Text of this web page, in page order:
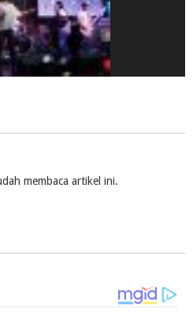
membaca artikel ini.